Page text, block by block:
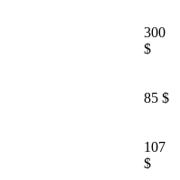
300
$
85 $
107
$